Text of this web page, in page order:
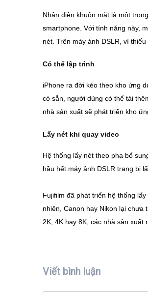
Nhận diện khuôn mặt là một
smartphone. Với tính năng này,
nét. Trên máy ảnh DSLR, vì
Có thể lập trình
iPhone ra đời kéo theo kho ứng
có sẵn, người dùng có thể tải
nhà sản xuất sẽ phát triển kho
Lấy nét khi quay video
Hệ thống lấy nét theo pha bổ
hầu hết máy ảnh DSLR trang bị
Fujifilm đã phát triển hệ thống
nhiên, Canon hay Nikon lại chưa
2K, 4K hay 8K, các nhà sản
Viết bình luận